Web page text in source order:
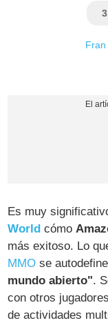
3
Es muy
World cómo
más exitoso. Lo
MMO se
mundo abierto".
con otros
de actividades